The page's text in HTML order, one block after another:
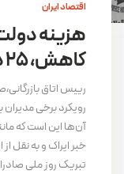
اقتصاد ایران
هزینه
کاهش، ۲۵ درصد افزایش داشته است
رییس اتاق
رویکرد برخی مدیران
آن‌ها این است که
خبر ایراک و به نقل
تبریک روز ملی